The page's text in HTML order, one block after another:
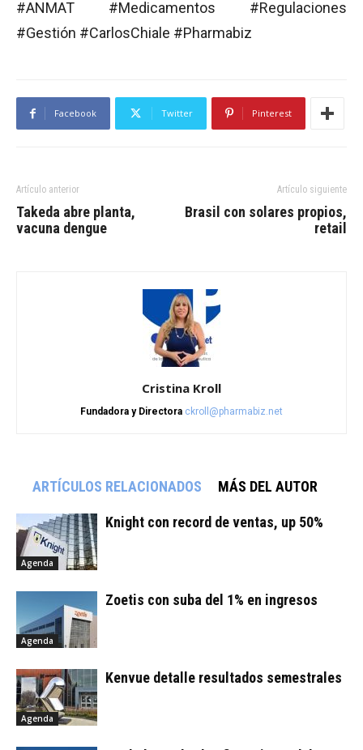
#ANMAT #Medicamentos #Regulaciones
#Gestión #CarlosChiale #Pharmabiz
Facebook Twitter Pinterest
Artículo anterior
Takeda abre planta,
vacuna dengue
Artículo siguiente
Brasil con solares propios,
retail
Cristina Kroll
Fundadora y Directora ckroll@pharmabiz.net
ARTÍCULOS RELACIONADOS MÁS DEL AUTOR
Agenda
Knight con record de ventas, up 50%
Agenda
Zoetis con suba del 1% en ingresos
Agenda
Kenvue detalle resultados semestrales